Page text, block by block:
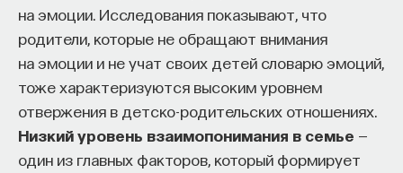
на эмоции. Исследования показывают, что
родители, которые не обращают внимания
на эмоции и не учат своих детей словарю эмоций,
тоже характеризуются высоким уровнем
отвержения в детско-родительских отношениях.
Низкий уровень взаимопонимания в семье —
один из главных факторов, который формирует
Внеси свой вклад в дело
просвещения!
ПОДДЕРЖАТЬ ПОСТНАУКУ